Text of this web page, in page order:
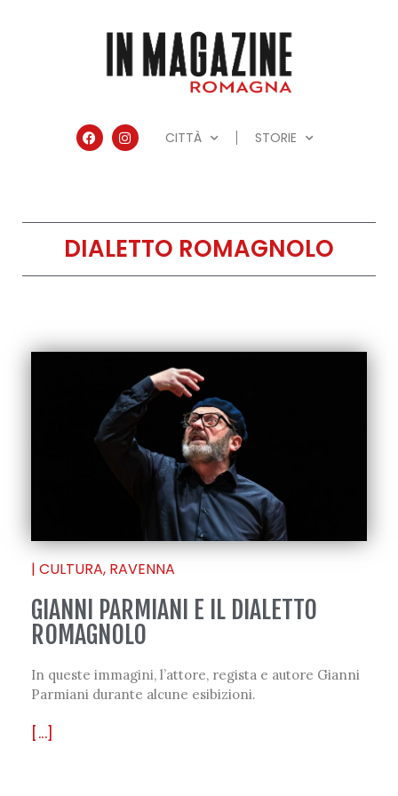
CITTÀ STORIE
DIALETTO ROMAGNOLO
| CULTURA, RAVENNA
GIANNI PARMIANI E IL DIALETTO
ROMAGNOLO
In queste immagini, l’attore, regista e autore Gianni
Parmiani durante alcune esibizioni.
[...]